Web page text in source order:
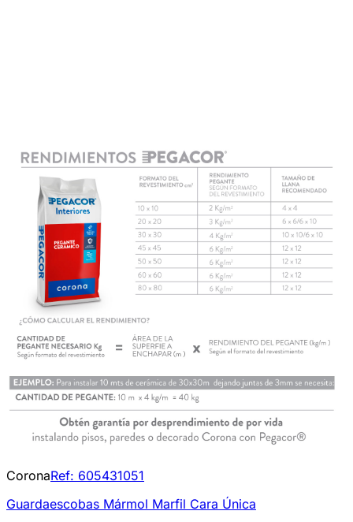
CoronaRef: 605431051
Guardaescobas Mármol Marfil Cara Única